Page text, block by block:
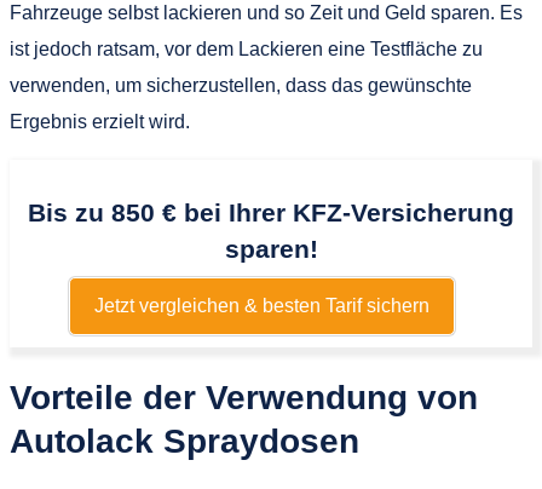
Fahrzeuge selbst lackieren und so Zeit und Geld sparen. Es
ist jedoch ratsam, vor dem Lackieren eine Testfläche zu
verwenden, um sicherzustellen, dass das gewünschte
Ergebnis erzielt wird.
Bis zu 850 € bei Ihrer KFZ-Versicherung
sparen!
Jetzt vergleichen & besten Tarif sichern
Vorteile der Verwendung von
Autolack Spraydosen